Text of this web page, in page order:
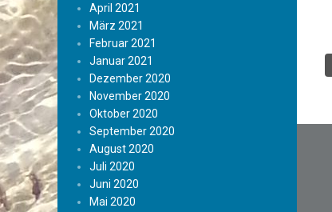
April 2021
März 2021
Februar 2021
Januar 2021
Dezember 2020
November 2020
Oktober 2020
September 2020
August 2020
Juli 2020
Juni 2020
Mai 2020